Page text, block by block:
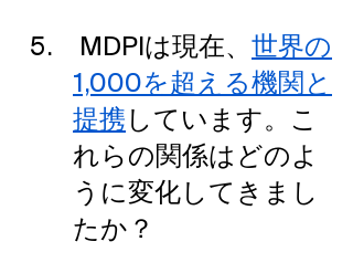
MDPIは現在、 世界の
1,000を超える機関と
提携 しています。こ
れらの関係はどのよ
うに変化してきまし
たか？